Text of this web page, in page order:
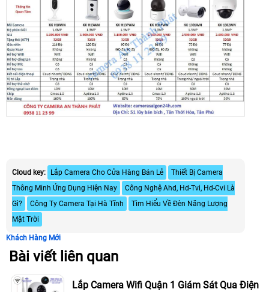
Cloud key: Lắp Camera Cho Cửa Hàng Bán Lẻ
Thiết Bị Camera
Thông Minh Ứng Dụng Hiện Nay
Công Nghệ Ahd, Hd-Tvi, Hd-Cvi Là
Gì?
Công Ty Camera Tại Hà Tĩnh
Tìm Hiểu Về Đèn Năng Lượng
Mặt Trời
Khách Hàng Mới
Bài viết liên quan
Lắp Camera Wifi Quận 1 Giám Sát Qua Điện